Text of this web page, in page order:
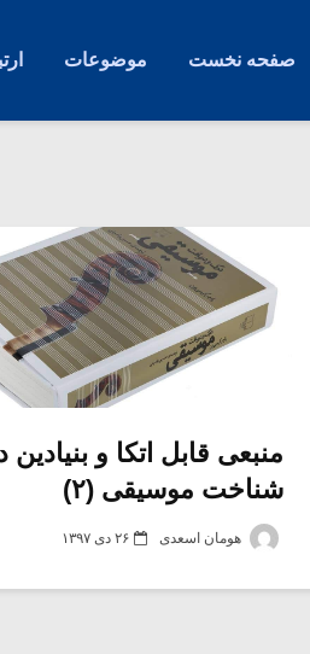
صفحه نخست موضوعات
منبعی قابل اتکا و بنیادین
شناخت موسیقی (۲)
هومان اسعدی ۲۶ دی ۱۳۹۷